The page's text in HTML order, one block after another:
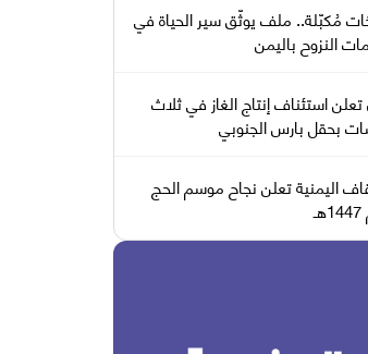
مُكبّلة.. ملف يوثّق سير الحياة في
النزوح باليمن
تعلن استئناف إنتاج الغاز في ثلاث
بحقل بارس الجنوبي
اليمنية تعلن نجاح موسم الحج